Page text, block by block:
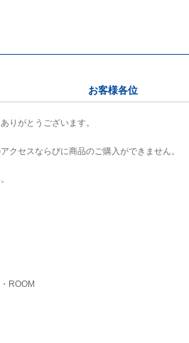
お客様各位
りがとうございます。
クセスならびに商品のご購入ができません。
ROOM